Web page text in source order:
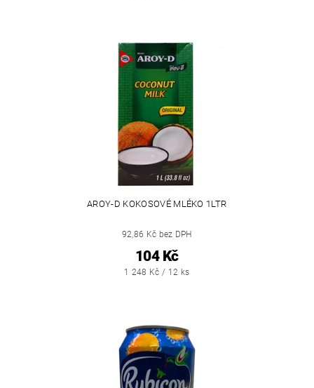
AROY-D KOKOSOVÉ MLÉKO 1LTR
92,86 Kč bez DPH
104 Kč
1 248 Kč / 12 ks